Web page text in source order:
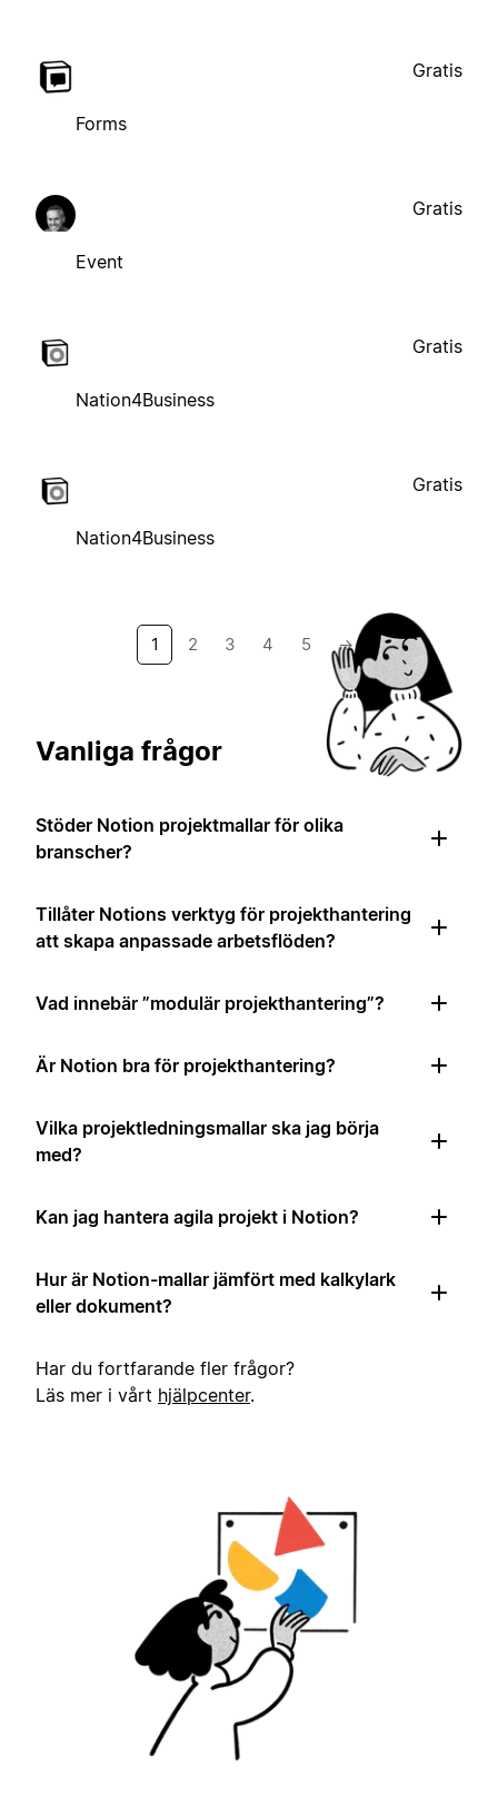
Forms
Gratis
Event
Gratis
Nation4Business
Gratis
Nation4Business
Gratis
1 2 3 4 5 →
Vanliga frågor
Stöder Notion projektmallar för olika
branscher?
Tillåter Notions verktyg för projekthantering
att skapa anpassade arbetsflöden?
Vad innebär ”modulär projekthantering”?
Är Notion bra för projekthantering?
Vilka projektledningsmallar ska jag börja
med?
Kan jag hantera agila projekt i Notion?
Hur är Notion-mallar jämfört med kalkylark
eller dokument?
Har du fortfarande fler frågor?
Läs mer i vårt hjälpcenter.